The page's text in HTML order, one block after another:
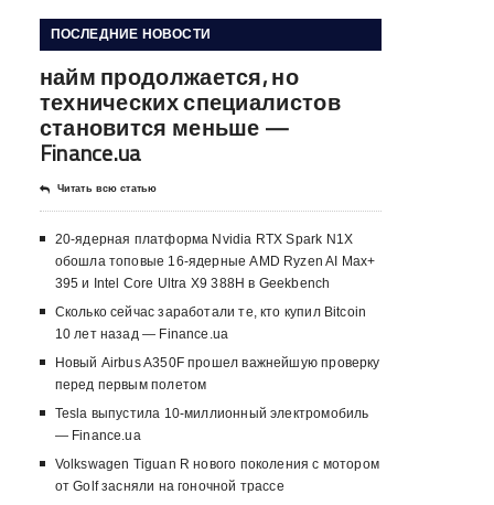
ПОСЛЕДНИЕ НОВОСТИ
найм продолжается, но
технических специалистов
становится меньше —
Finance.ua
Читать всю статью
20-ядерная платформа Nvidia RTX Spark N1X
обошла топовые 16-ядерные AMD Ryzen AI Max+
395 и Intel Core Ultra X9 388H в Geekbench
Сколько сейчас заработали те, кто купил Bitcoin
10 лет назад — Finance.ua
Новый Airbus A350F прошел важнейшую проверку
перед первым полетом
Tesla выпустила 10-миллионный электромобиль
— Finance.ua
Volkswagen Tiguan R нового поколения с мотором
от Golf засняли на гоночной трассе